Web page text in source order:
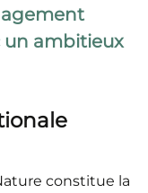
un ambitieux
constitue la